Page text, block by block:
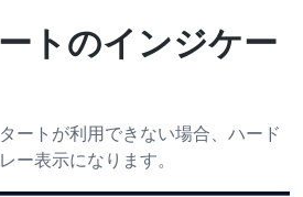
トのインジケー
ートが利用できない場合、ハード
ー表示になります。